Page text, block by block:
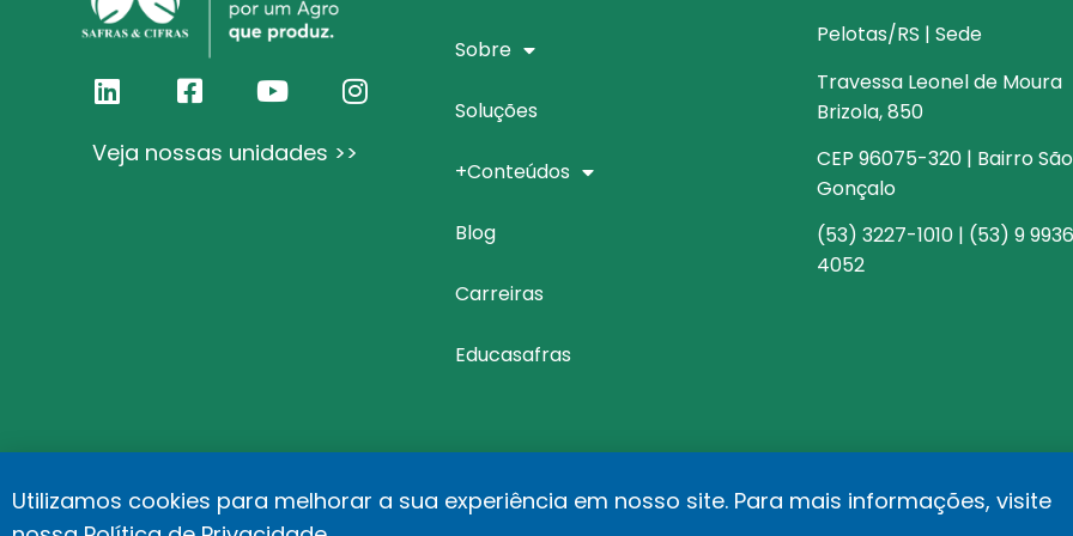
Veja nossas unidades >>
Sobre
Soluções
+Conteúdos
Blog
Carreiras
Educasafras
Pelotas/RS | Sede
Travessa Leonel de Moura
Brizola, 850
CEP 96075-320 | Bairro São
Gonçalo
(53) 3227-1010 | (53) 9
4052
©Safras&Cifras Relatório de Transparência Salarial Política de privacidade
Utilizamos cookies para melhorar a sua experiência em nosso site. Para mais informações, visite